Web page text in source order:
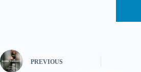
PREVIOUS